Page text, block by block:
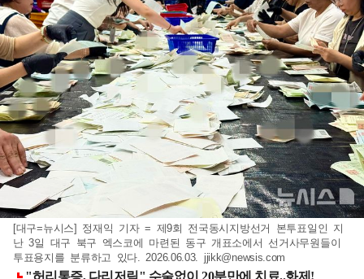
[대구=뉴시스] 정재익 기자 = 제9회 전국동시지방선거 본투표일인 지
난 3일 대구 북구 엑스코에 마련된 동구 개표소에서 선거사무원들이
투표용지를 분류하고 있다. 2026.06.03. jjikk@newsis.com